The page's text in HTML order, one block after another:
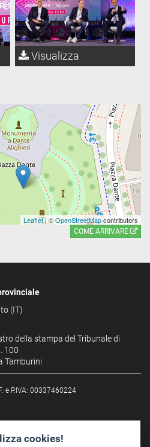
Visualizza
Leaflet| ©OpenStreetMapcontributors
COME ARRIVARE
(IT)
della stampa del Tribunale di
100
Tamburini
e P.IVA: 00337460224
cookies!